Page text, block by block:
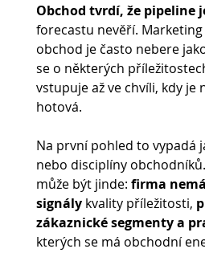
Obchod tvrdí, že pipeline
forecastu nevěří.
obchod je často nebere
se o některých
vstupuje až ve chvíli, kdy je
hotová.
Na první pohled to vypadá
nebo disciplíny
může být jinde: firma
signály kvality příležitosti,
zákaznické segmenty a
kterých se má obchodní